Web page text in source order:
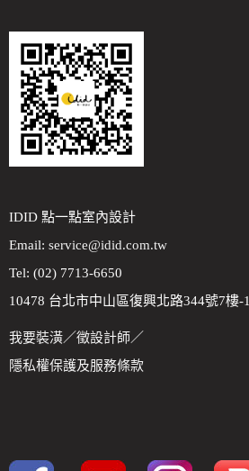
IDID 點一點室內設計
Email: service@idid.com.tw
Tel: (02) 7713-6650
10478 台北市中山區復興北路344號7樓-1
我要裝潢／徵設計師／
隱私權保護及服務條款